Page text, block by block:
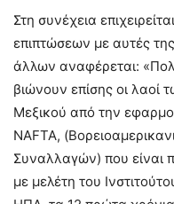
Στη συνέχεια
επιπτώσεων με αυτές
άλλων αναφέρεται:
βιώνουν επίσης οι
Μεξικού από την
NAFTA,
Συναλλαγών) που είναι
με μελέτη του